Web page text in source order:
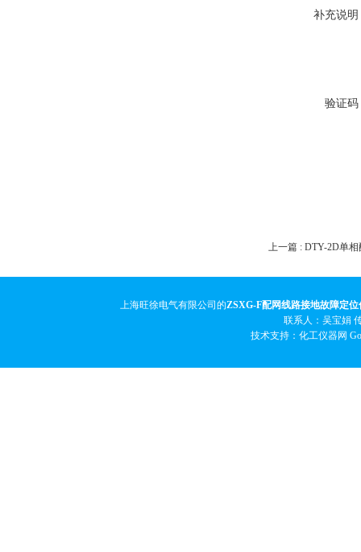
补充说明
验证码
上一篇 : DTY-2D单
上海旺徐电气有限公司的ZSXG-F配网线路接地故障定位
联系人：吴宝娟
技术支持：化工仪器网